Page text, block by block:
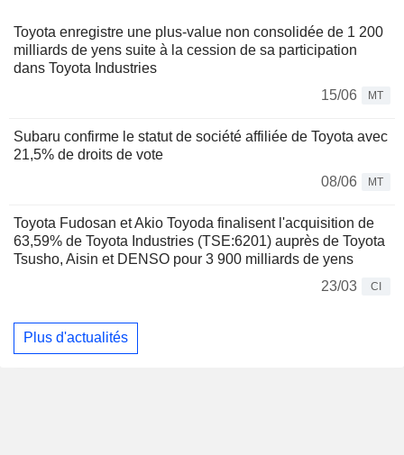
Toyota enregistre une plus-value non consolidée de 1 200
milliards de yens suite à la cession de sa participation
dans Toyota Industries
15/06
MT
Subaru confirme le statut de société affiliée de Toyota avec
21,5% de droits de vote
08/06
MT
Toyota Fudosan et Akio Toyoda finalisent l'acquisition de
63,59% de Toyota Industries (TSE:6201) auprès de Toyota
Tsusho, Aisin et DENSO pour 3 900 milliards de yens
23/03
CI
Plus d'actualités